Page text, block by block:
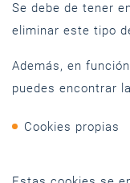
Se debe de tener
eliminar este tipo
Además, en
puedes encontrar
Cookies propias